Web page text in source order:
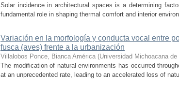
Solar incidence in architectural spaces is a determining
fundamental role in shaping thermal comfort and interior
Variación en la morfología y conducta vocal entre
fusca (aves) frente a la urbanización
Villalobos Ponce, Bianca América (Universidad Michoacana
The modification of natural environments has occurred
at an unprecedented rate, leading to an accelerated loss of